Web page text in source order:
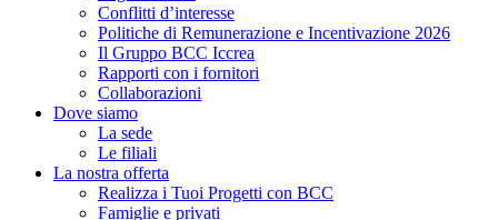
Conflitti d’interesse
Politiche di Remunerazione e Incentivazione 2026
Il Gruppo BCC Iccrea
Rapporti con i fornitori
Collaborazioni
Dove siamo
La sede
Le filiali
La nostra offerta
Realizza i Tuoi Progetti con BCC
Famiglie e privati